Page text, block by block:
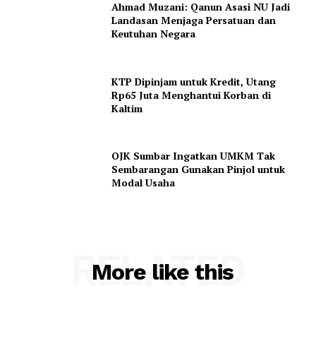
Ahmad Muzani: Qanun Asasi NU Jadi
Landasan Menjaga Persatuan dan
Keutuhan Negara
KTP Dipinjam untuk Kredit, Utang
Rp65 Juta Menghantui Korban di
Kaltim
OJK Sumbar Ingatkan UMKM Tak
Sembarangan Gunakan Pinjol untuk
Modal Usaha
More like this
RELATED